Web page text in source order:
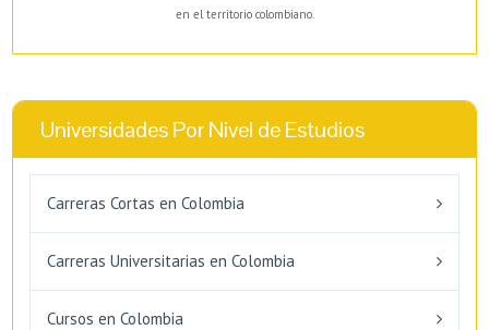
en el territorio colombiano.
Universidades Por Nivel de Estudios
Carreras Cortas en Colombia
Carreras Universitarias en Colombia
Cursos en Colombia